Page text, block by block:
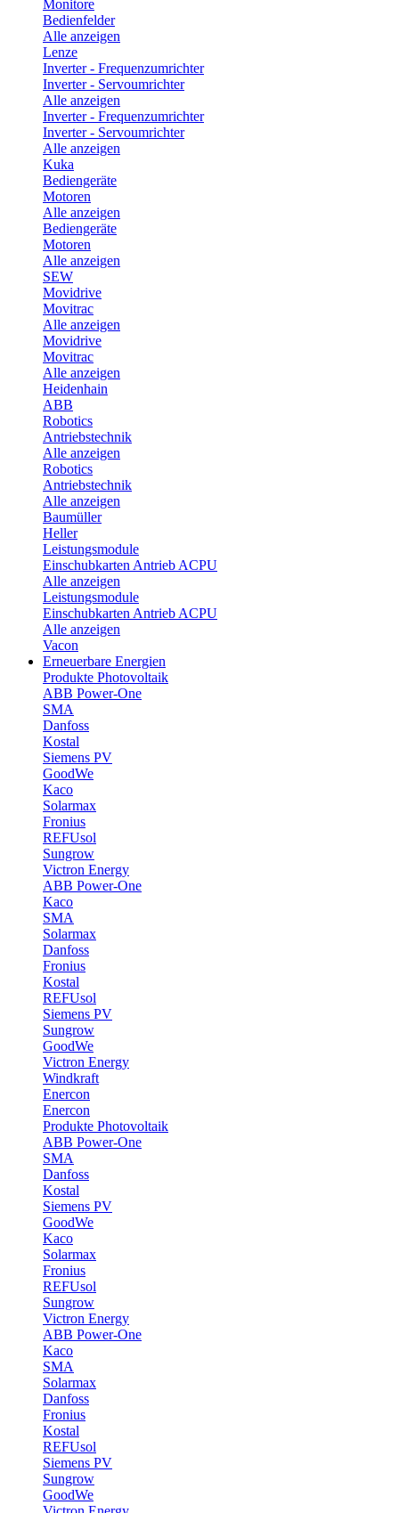
Monitore
Bedienfelder
Alle anzeigen
Lenze
Inverter - Frequenzumrichter
Inverter - Servoumrichter
Alle anzeigen
Inverter - Frequenzumrichter
Inverter - Servoumrichter
Alle anzeigen
Kuka
Bediengeräte
Motoren
Alle anzeigen
Bediengeräte
Motoren
Alle anzeigen
SEW
Movidrive
Movitrac
Alle anzeigen
Movidrive
Movitrac
Alle anzeigen
Heidenhain
ABB
Robotics
Antriebstechnik
Alle anzeigen
Robotics
Antriebstechnik
Alle anzeigen
Baumüller
Heller
Leistungsmodule
Einschubkarten Antrieb ACPU
Alle anzeigen
Leistungsmodule
Einschubkarten Antrieb ACPU
Alle anzeigen
Vacon
Erneuerbare Energien
Produkte Photovoltaik
ABB Power-One
SMA
Danfoss
Kostal
Siemens PV
GoodWe
Kaco
Solarmax
Fronius
REFUsol
Sungrow
Victron Energy
ABB Power-One
Kaco
SMA
Solarmax
Danfoss
Fronius
Kostal
REFUsol
Siemens PV
Sungrow
GoodWe
Victron Energy
Windkraft
Enercon
Enercon
Produkte Photovoltaik
ABB Power-One
SMA
Danfoss
Kostal
Siemens PV
GoodWe
Kaco
Solarmax
Fronius
REFUsol
Sungrow
Victron Energy
ABB Power-One
Kaco
SMA
Solarmax
Danfoss
Fronius
Kostal
REFUsol
Siemens PV
Sungrow
GoodWe